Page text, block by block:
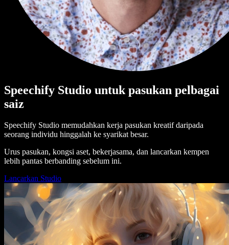
Speechify Studio untuk pasukan pelbagai
saiz
Speechify Studio memudahkan kerja pasukan kreatif daripada
seorang individu hinggalah ke syarikat besar.
Urus pasukan, kongsi aset, bekerjasama, dan lancarkan kempen
lebih pantas berbanding sebelum ini.
Lancarkan Studio